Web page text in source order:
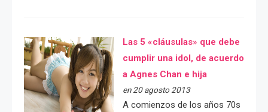
Las 5 «cláusulas» que debe
cumplir una idol, de acuerdo
a Agnes Chan e hija
en 20 agosto 2013
A comienzos de los años 70s